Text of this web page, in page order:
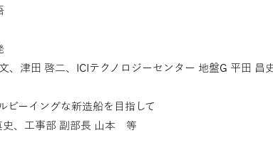
、津田 啓二、ICIテクノロジーセンター 地盤G 平田 昌
ーイングな新造船を目指して
史、工事部 副部長 山本 等